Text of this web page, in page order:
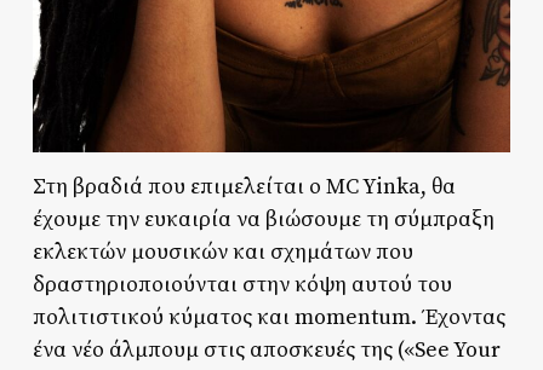
Στη βραδιά που επιμελείται ο MC Yinka, θα
έχουμε την ευκαιρία να βιώσουμε τη σύμπραξη
εκλεκτών μουσικών και σχημάτων που
δραστηριοποιούνται στην κόψη αυτού του
πολιτιστικού κύματος και momentum. Έχοντας
ένα νέο άλμπουμ στις αποσκευές της («See Your